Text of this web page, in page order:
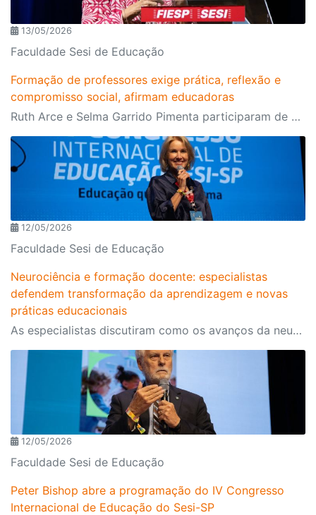
13/05/2026
Faculdade Sesi de Educação
Formação de professores exige prática, reflexão e
compromisso social, afirmam educadoras
Ruth Arce e Selma Garrido Pimenta participaram de painel do IV Congresso Internacional de Educação Sesi-SP
12/05/2026
Faculdade Sesi de Educação
Neurociência e formação docente: especialistas
defendem transformação da aprendizagem e novas
práticas educacionais
As especialistas discutiram como os avanços da neurociência podem contribuir para uma educação mais significativa, humana e alinhada ao funcionamento do cérebro
12/05/2026
Faculdade Sesi de Educação
Peter Bishop abre a programação do IV Congresso
Internacional de Educação do Sesi-SP